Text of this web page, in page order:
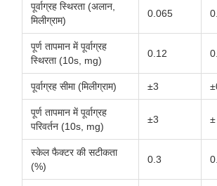
पूर्वाग्रह स्थिरता (अलान,
मिलीग्राम)
0.065
पूर्ण तापमान में पूर्वाग्रह
स्थिरता (10s, mg)
0.12
पूर्वाग्रह सीमा (मिलीग्राम) ±3
पूर्ण तापमान में पूर्वाग्रह
परिवर्तन (10s, mg)
±3 ±
स्केल फैक्टर की सटीकता
(%)
0.3